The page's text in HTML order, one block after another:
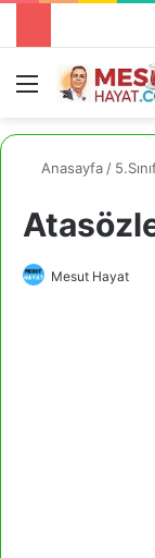
Menü
Anasayfa /
Mesut Hayat